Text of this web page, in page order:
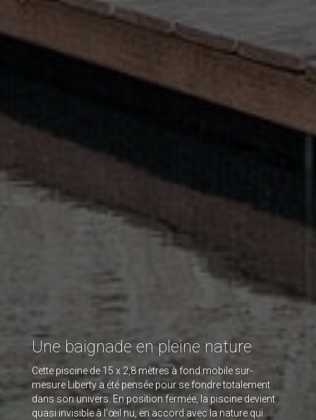
Une baignade en pleine nature
Cette piscine de 15 x 2,8 mètres à fond mobile sur-
mesure Liberty a été pensée pour se fondre totalement
dans son univers. En position fermée, la piscine devient
quasi invisible à l’œil nu, en accord avec la nature qui